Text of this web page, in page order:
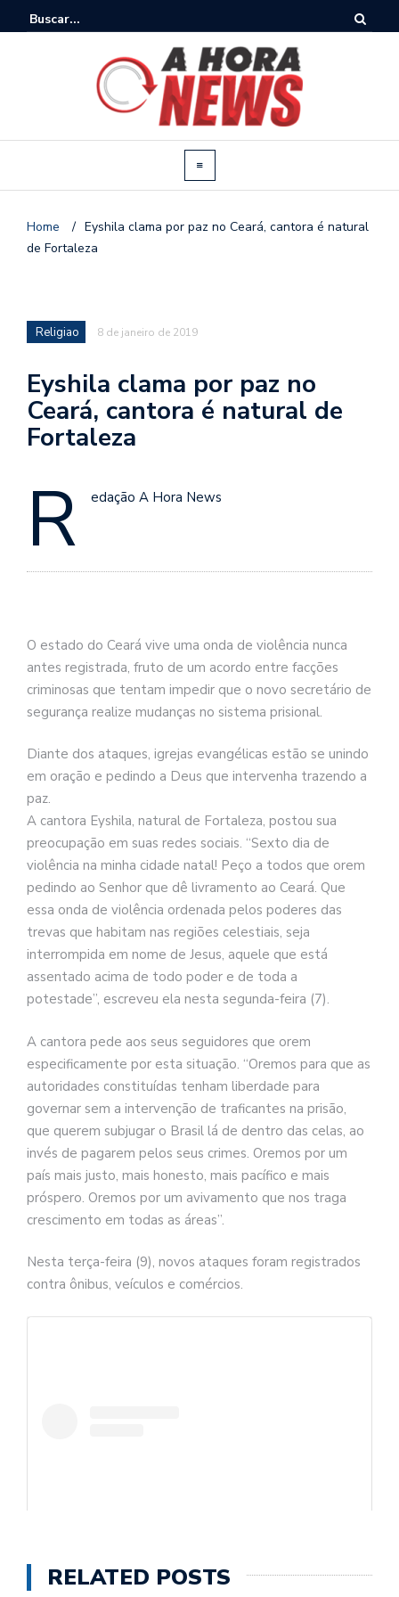
Home / Eyshila clama por paz no Ceará, cantora é natural
de Fortaleza
Religiao 8 de janeiro de 2019
Eyshila clama por paz no
Ceará, cantora é natural de
Fortaleza
R edação A Hora News
O estado do Ceará vive uma onda de violência nunca
antes registrada, fruto de um acordo entre facções
criminosas que tentam impedir que o novo secretário de
segurança realize mudanças no sistema prisional.
Diante dos ataques, igrejas evangélicas estão se unindo
em oração e pedindo a Deus que intervenha trazendo a
paz.
A cantora Eyshila, natural de Fortaleza, postou sua
preocupação em suas redes sociais. “Sexto dia de
violência na minha cidade natal! Peço a todos que orem
pedindo ao Senhor que dê livramento ao Ceará. Que
essa onda de violência ordenada pelos poderes das
trevas que habitam nas regiões celestiais, seja
interrompida em nome de Jesus, aquele que está
assentado acima de todo poder e de toda a
potestade”, escreveu ela nesta segunda-feira (7).
A cantora pede aos seus seguidores que orem
especificamente por esta situação. “Oremos para que as
autoridades constituídas tenham liberdade para
governar sem a intervenção de traficantes na prisão,
que querem subjugar o Brasil lá de dentro das celas, ao
invés de pagarem pelos seus crimes. Oremos por um
país mais justo, mais honesto, mais pacífico e mais
próspero. Oremos por um avivamento que nos traga
crescimento em todas as áreas”.
Nesta terça-feira (9), novos ataques foram registrados
contra ônibus, veículos e comércios.
RELATED POSTS